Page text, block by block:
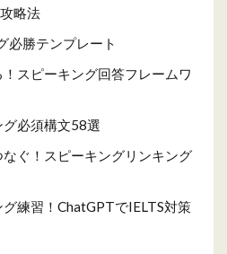
略法
必勝テンプレート
スピーキング回答フレームワ
必須構文58選
ぐ！スピーキングリンキング
練習！ChatGPTでIELTS対策